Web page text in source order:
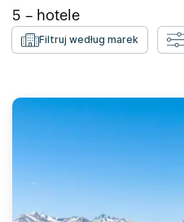
5 – hotele
Filtruj według marek